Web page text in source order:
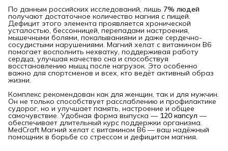
По данным российских исследований, лишь 7% людей
получают достаточное количество магния с пищей.
Дефицит этого элемента проявляется хронической
усталостью, бессонницей, перепадами настроения,
мышечными болями, покалываниями и даже сердечно-
сосудистыми нарушениями. Магний хелат с витамином В6
помогает восполнить нехватку, поддерживая работу
сердца, улучшая качество сна и способствуя
восстановлению мышц после нагрузок. Это особенно
важно для спортсменов и всех, кто ведёт активный образ
жизни.
Комплекс рекомендован как для женщин, так и для мужчин.
Он не только способствует расслаблению и профилактике
судорог, но и улучшает память, настроение и общее
самочувствие. Удобная форма выпуска — 120 капсул —
обеспечивает длительный курс поддержки организма.
MedCraft Магний хелат с витамином В6 — ваш надёжный
помощник в борьбе со стрессом и дефицитом магния.